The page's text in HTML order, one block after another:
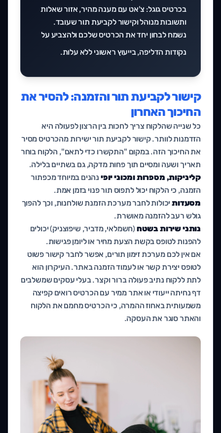
בכרטיס גוגל: צ'אט עם מענה מהיר, אזור שאלות
ותשובות מנוהל וקישור לקביעת תור שעובד.
נשמח לבחון יחד את הכרטיס שלכם ולהצביע על
נקודות הדליפה, בייעוץ ראשוני ללא עלות.
קישור לקביעת תור והזמנה: להסיר את
החיכוך האחרון
כל שנייה שהלקוח צריך לחכות בין הרצון לפעולה היא
הזדמנות לוותר. קישור לקביעת תור ישירות מהכרטיס מסיר
את החיכוך הזה. במקום "התקשרו כדי לתאם", הלקוח בוחר
תאריך ושעה ומסיים תוך פחות מדקה, גם בשתיים בלילה.
קליניקות, מספרות ומכוני יופי נהנים במיוחד מכפתור
הזמנה, כי הלקוח יכול לתפוס תור פנוי בזמן אמת.
מסעדותיכולות לחבר מערכת הזמנת שולחנות, וכך להפוך
גולש רעב להזמנה מאושרת.
נותני שירות בשטח (חשמלאי, מדביר, שיפוצניק) יכולים
להפנות לטופס בקשת הצעת מחיר או ליומן פגישות.
אם אין לכם מערכת זימון תורים, אפשר לחבר קישור פשוט
לטופס יצירת קשר או לעמוד הזמנה באתר. העיקרון הוא
לתת ללקוח נתיב פעולה ברור וקצר. בעלי עסקים שמשלבים
דף נחיתה ייעודי או אתר ממיר עם הכרטיס רואים קפיצה
משמעותית באחוז ההמרה, כי הכרטיס מחמם את הלקוח
והאתר סוגר את העסקה.